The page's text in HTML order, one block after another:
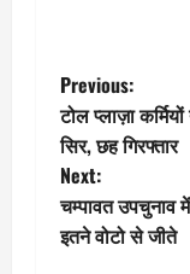
P
o
s
t
Previous:
टोल प्लाज़ा
सिर, छह गिरफ्तार
Next:
चम्पावत उपचुनाव
इतने वोटो से जीते